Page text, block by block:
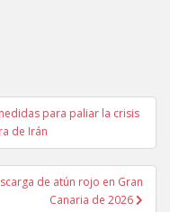
para paliar la crisis
de Irán
de atún rojo en Gran
Canaria de 2026